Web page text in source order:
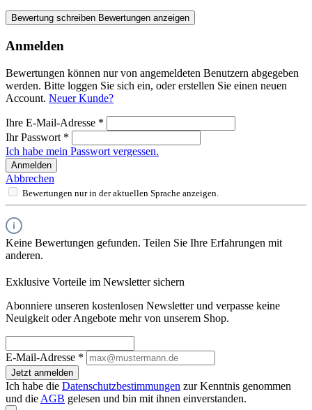
Bewertung schreiben Bewertungen anzeigen
Anmelden
Bewertungen können nur von angemeldeten Benutzern abgegeben
werden. Bitte loggen Sie sich ein, oder erstellen Sie einen neuen
Account. Neuer Kunde?
Ihre E-Mail-Adresse *
Ihr Passwort *
Ich habe mein Passwort vergessen.
Anmelden
Abbrechen
Bewertungen nur in der aktuellen Sprache anzeigen.
Keine Bewertungen gefunden. Teilen Sie Ihre Erfahrungen mit
anderen.
Exklusive Vorteile im Newsletter sichern
Abonniere unseren kostenlosen Newsletter und verpasse keine
Neuigkeit oder Angebote mehr von unserem Shop.
E-Mail-Adresse *
Jetzt anmelden
Ich habe die Datenschutzbestimmungen zur Kenntnis genommen
und die AGB gelesen und bin mit ihnen einverstanden.